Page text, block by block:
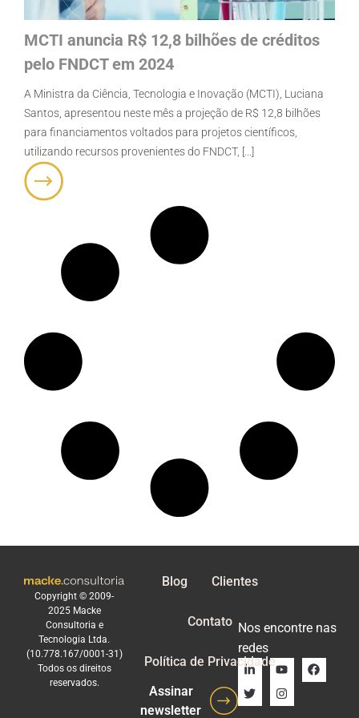
MCTI anuncia R$ 12,8 bilhões de créditos
pelo FNDCT em 2024
A Ministra da Ciência, Tecnologia e Inovação (MCTI), Luciana
Santos, apresentou neste mês a projeção de R$ 12,8 bilhões
para financiamentos voltados para projetos científicos,
utilizando recursos provenientes do FNDCT, [...]
Copyright © 2009-
2025 Macke
Consultoria e
Tecnologia Ltda.
(10.778.167/0001-31)
Todos os direitos
reservados.
Blog Clientes
Contato
Política de Privacidade
Assinar
newsletter
Nos encontre nas
redes